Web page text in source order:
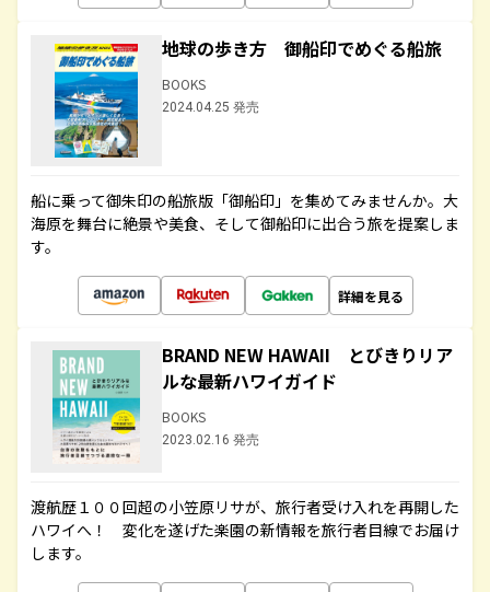
地球の歩き方 御船印でめぐる船旅
BOOKS
2024.04.25 発売
船に乗って御朱印の船旅版「御船印」を集めてみませんか。大
海原を舞台に絶景や美食、そして御船印に出合う旅を提案しま
す。
詳細を見る
BRAND NEW HAWAII とびきりリア
ルな最新ハワイガイド
BOOKS
2023.02.16 発売
渡航歴１００回超の小笠原リサが、旅行者受け入れを再開した
ハワイへ！ 変化を遂げた楽園の新情報を旅行者目線でお届け
します。